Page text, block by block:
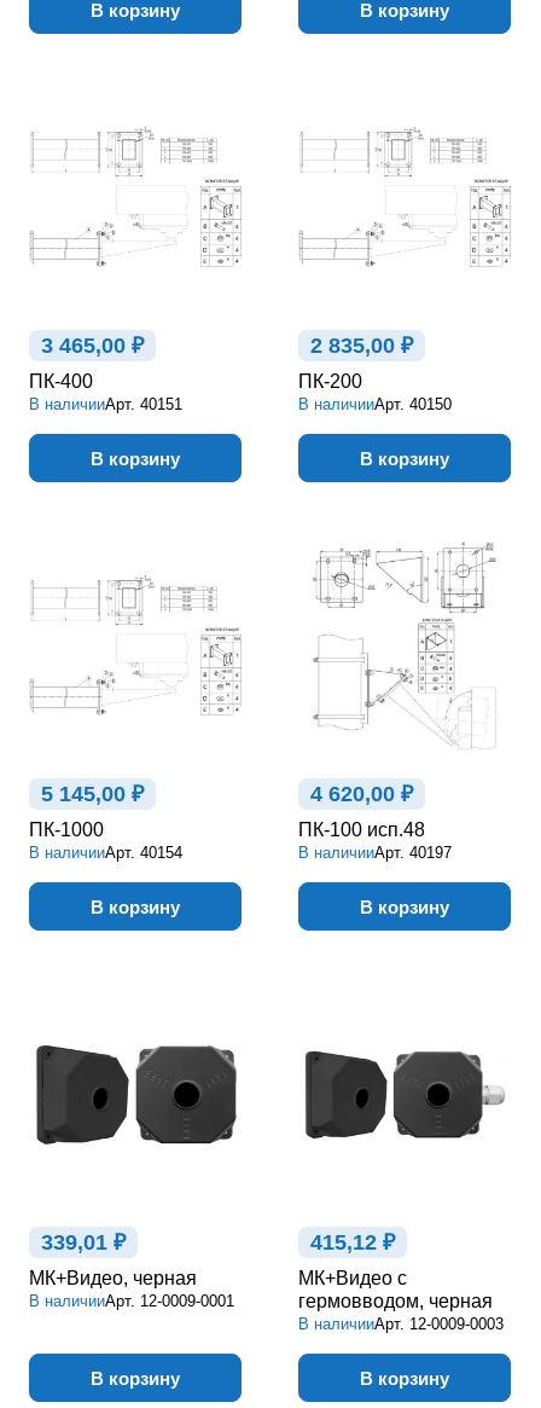
В корзину В корзину
3 465,00 ₽
ПК-400
В наличииАрт. 40151
В корзину
2 835,00 ₽
ПК-200
В наличииАрт. 40150
В корзину
5 145,00 ₽
ПК-1000
В наличииАрт. 40154
В корзину
4 620,00 ₽
ПК-100 исп.48
В наличииАрт. 40197
В корзину
339,01 ₽
МК+Видео, черная
В наличииАрт. 12-0009-0001
В корзину
415,12 ₽
МК+Видео с
гермовводом, черная
В наличииАрт. 12-0009-0003
В корзину